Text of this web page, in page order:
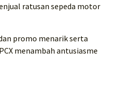
ratusan sepeda motor
promo menarik serta
menambah antusiasme